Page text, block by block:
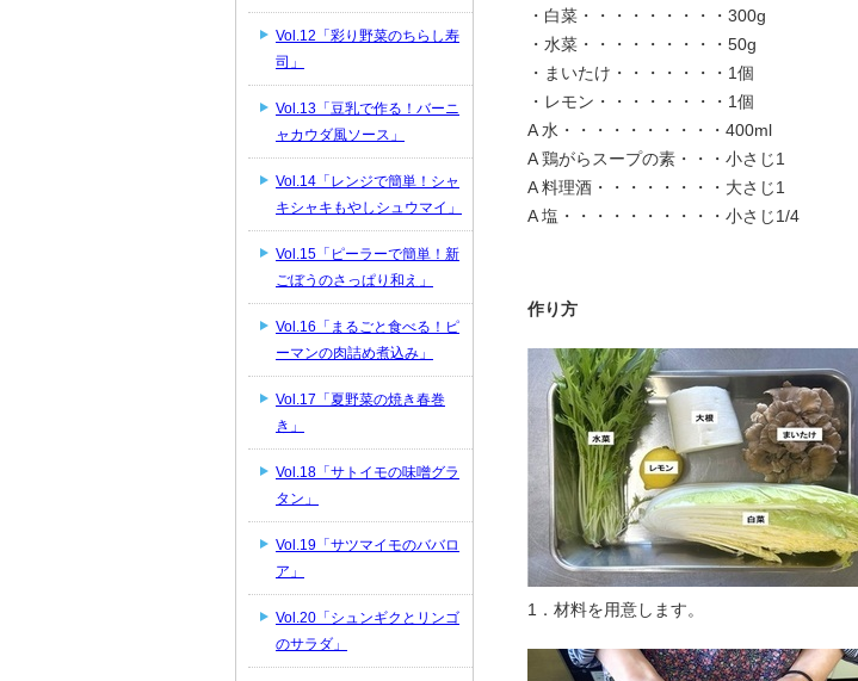
・白菜・・・・・・・・・300g
・水菜・・・・・・・・・50g
・まいたけ・・・・・・・1個
・レモン・・・・・・・・1個
A 水・・・・・・・・・・400ml
A 鶏がらスープの素・・・小さじ1
A 料理酒・・・・・・・・大さじ1
A 塩・・・・・・・・・・小さじ1/4
作り方
1．材料を用意します。
Vol.12「彩り野菜のちらし寿
司」
Vol.13「豆乳で作る！バーニ
ャカウダ風ソース」
Vol.14「レンジで簡単！シャ
キシャキもやしシュウマイ」
Vol.15「ピーラーで簡単！新
ごぼうのさっぱり和え」
Vol.16「まるごと食べる！ピ
ーマンの肉詰め煮込み」
Vol.17「夏野菜の焼き春巻
き」
Vol.18「サトイモの味噌グラ
タン」
Vol.19「サツマイモのババロ
ア」
Vol.20「シュンギクとリンゴ
のサラダ」